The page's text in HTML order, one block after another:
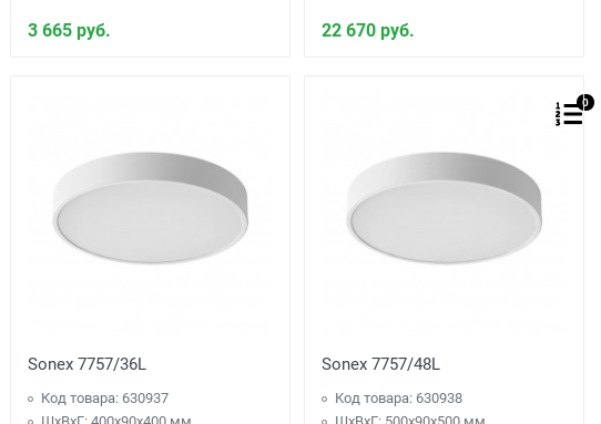
3 665 руб. 22 670 руб.
Sonex 7757/36L
Код товара: 630937
Sonex 7757/48L
Код товара: 630938
0